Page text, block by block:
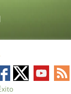
Idiomas
Follow
on
Follow
on
Follow
on
on